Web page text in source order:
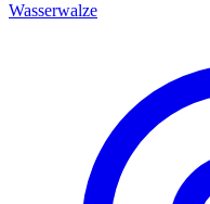
Wasserwalze